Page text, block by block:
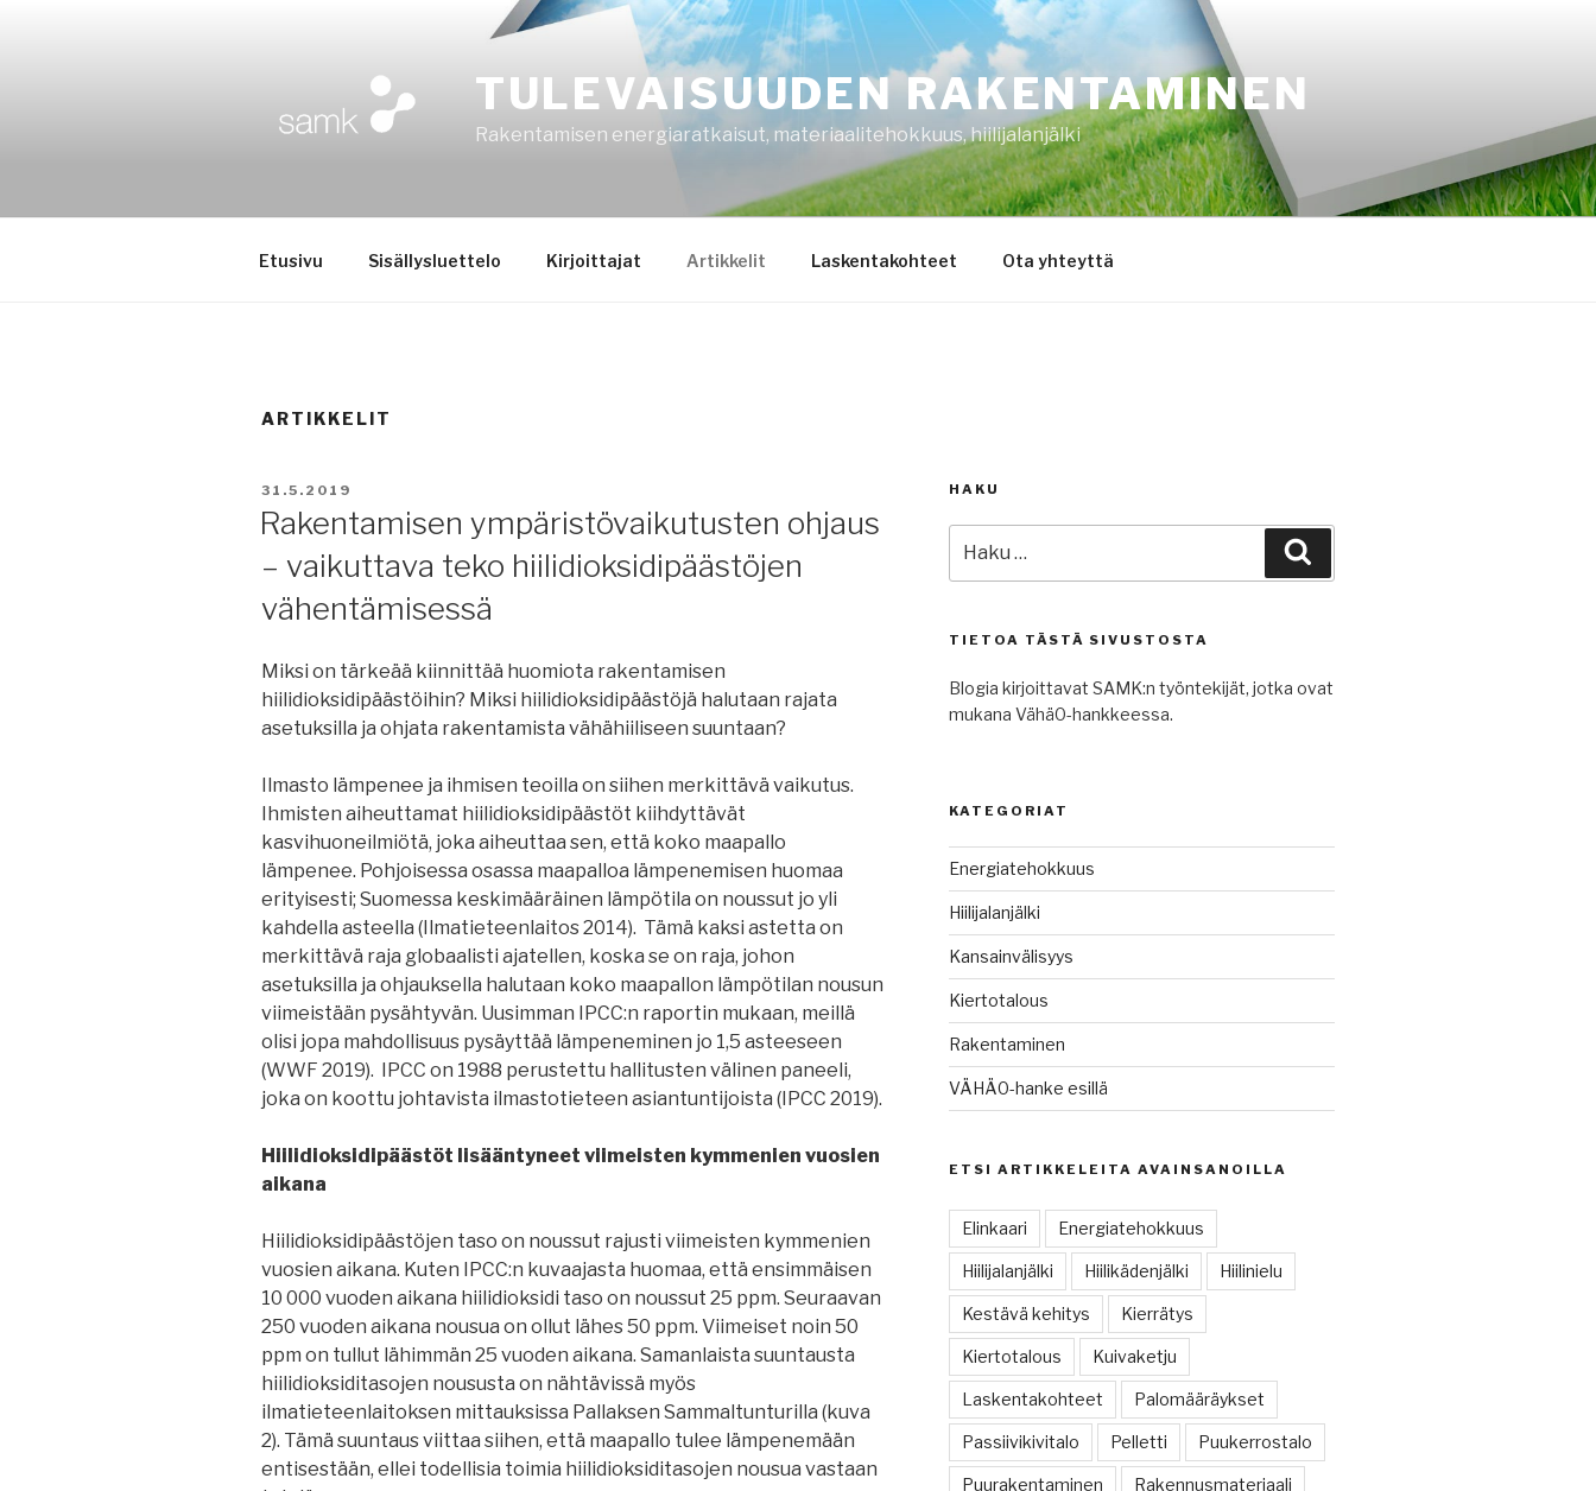
TULEVAISUUDEN RAKENTAMINEN
Rakentamisen energiaratkaisut, materiaalitehokkuus, hiilijalanjälki
Etusivu Sisällysluettelo Kirjoittajat Artikkelit Laskentakohteet Ota yhteyttä
ARTIKKELIT
JULKAISTU
31.5.2019
Rakentamisen ympäristövaikutusten ohjaus
– vaikuttava teko hiilidioksidipäästöjen
vähentämisessä
Miksi on tärkeää kiinnittää huomiota rakentamisen
hiilidioksidipäästöihin? Miksi hiilidioksidipäästöjä halutaan rajata
asetuksilla ja ohjata rakentamista vähähiiliseen suuntaan?
Ilmasto lämpenee ja ihmisen teoilla on siihen merkittävä vaikutus.
Ihmisten aiheuttamat hiilidioksidipäästöt kiihdyttävät
kasvihuoneilmiötä, joka aiheuttaa sen, että koko maapallo
lämpenee. Pohjoisessa osassa maapalloa lämpenemisen huomaa
erityisesti; Suomessa keskimääräinen lämpötila on noussut jo yli
kahdella asteella (Ilmatieteenlaitos 2014). Tämä kaksi astetta on
merkittävä raja globaalisti ajatellen, koska se on raja, johon
asetuksilla ja ohjauksella halutaan koko maapallon lämpötilan nousun
viimeistään pysähtyvän. Uusimman IPCC:n raportin mukaan, meillä
olisi jopa mahdollisuus pysäyttää lämpeneminen jo 1,5 asteeseen
(WWF 2019). IPCC on 1988 perustettu hallitusten välinen paneeli,
joka on koottu johtavista ilmastotieteen asiantuntijoista (IPCC 2019).
Hiilidioksidipäästöt lisääntyneet viimeisten kymmenien vuosien
aikana
Hiilidioksidipäästöjen taso on noussut rajusti viimeisten kymmenien
vuosien aikana. Kuten IPCC:n kuvaajasta huomaa, että ensimmäisen
10 000 vuoden aikana hiilidioksidi taso on noussut 25 ppm. Seuraavan
250 vuoden aikana nousua on ollut lähes 50 ppm. Viimeiset noin 50
ppm on tullut lähimmän 25 vuoden aikana. Samanlaista suuntausta
hiilidioksiditasojen noususta on nähtävissä myös
ilmatieteenlaitoksen mittauksissa Pallaksen Sammaltunturilla (kuva
2). Tämä suuntaus viittaa siihen, että maapallo tulee lämpenemään
entisestään, ellei todellisia toimia hiilidioksiditasojen nousua vastaan
HAKU
TIETOA TÄSTÄ SIVUSTOSTA
Blogia kirjoittavat SAMK:n työntekijät, jotka ovat
mukana Vähä0-hankkeessa.
KATEGORIAT
Energiatehokkuus
Hiilijalanjälki
Kansainvälisyys
Kiertotalous
Rakentaminen
VÄHÄ0-hanke esillä
ETSI ARTIKKELEITA AVAINSANOILLA
Elinkaari Energiatehokkuus
Hiilijalanjälki Hiilikädenjälki Hiilinielu
Kestävä kehitys Kierrätys
Kiertotalous Kuivaketju
Laskentakohteet Palomääräykset
Passiivikivitalo Pelletti Puukerrostalo
Puurakentaminen Rakennusmateriaali